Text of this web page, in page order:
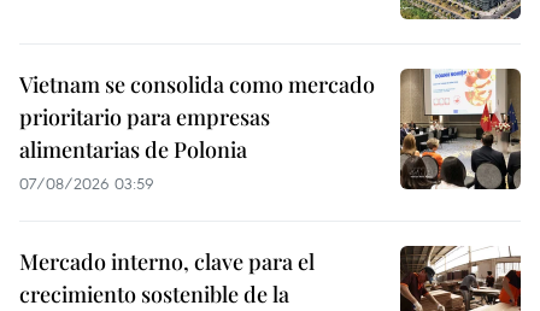
Vietnam se consolida como mercado
prioritario para empresas
alimentarias de Polonia
07/08/2026 03:59
Mercado interno, clave para el
crecimiento sostenible de la